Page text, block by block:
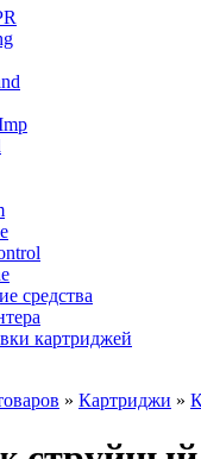
средства
картриджей
» Картриджи »